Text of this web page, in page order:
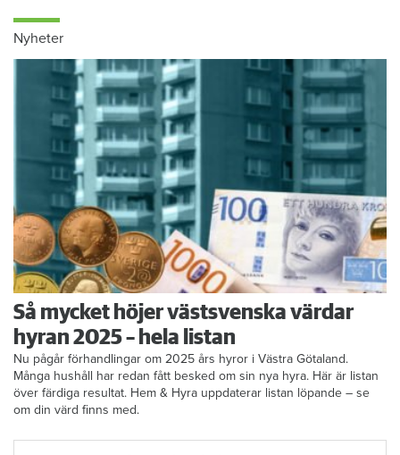
Nyheter
Så mycket höjer västsvenska värdar
hyran 2025 – hela listan
Nu pågår förhandlingar om 2025 års hyror i Västra Götaland.
Många hushåll har redan fått besked om sin nya hyra. Här är listan
över färdiga resultat. Hem & Hyra uppdaterar listan löpande – se
om din värd finns med.